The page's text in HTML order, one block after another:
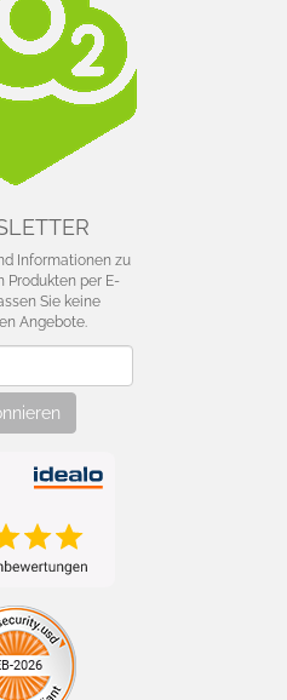
Informationen zu
Produkten per E-
Sie keine
Angebote.